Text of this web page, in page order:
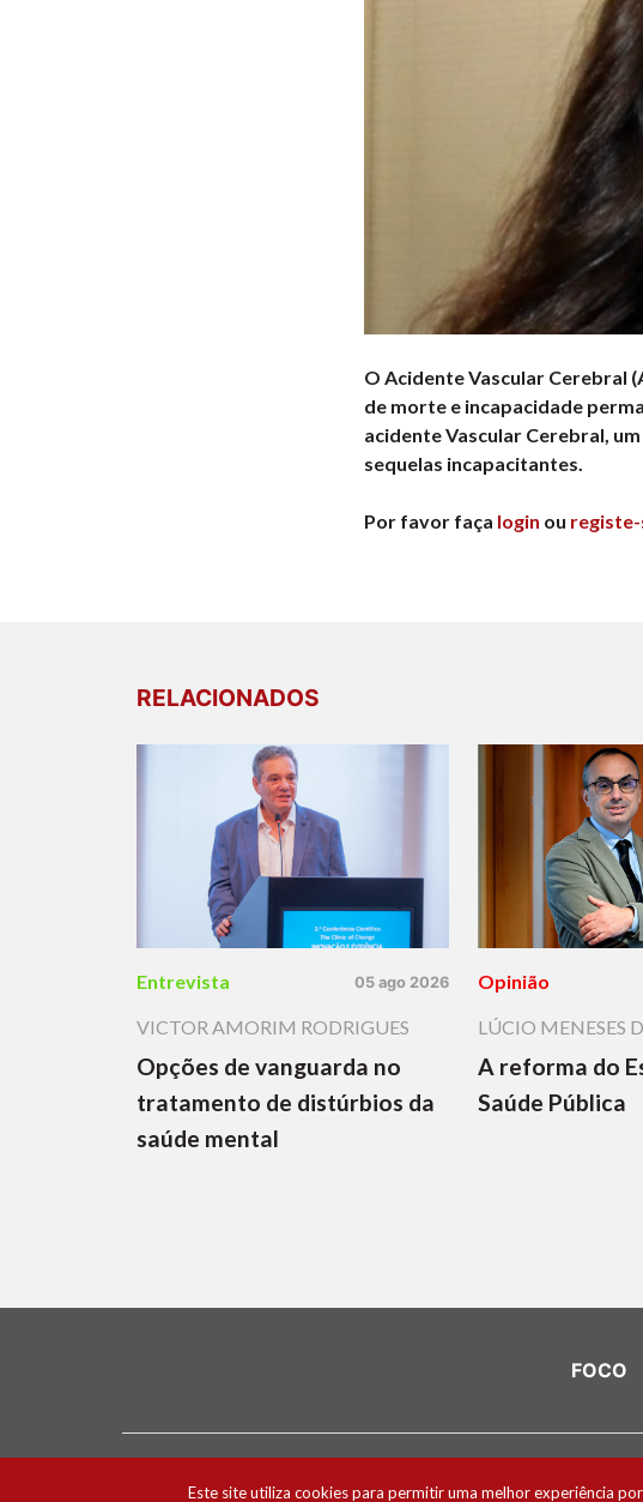
O Acidente Vascular Cerebral
de morte e incapacidade
acidente Vascular Cerebral,
sequelas incapacitantes.
Por favor faça login ou
RELACIONADOS
Entrevista 05 ago 2026
VICTOR AMORIM RODRIGUES
Opções de vanguarda no
tratamento de distúrbios da
saúde mental
Opinião
LÚCIO MENESES
A reforma do
Saúde Pública
FOCO
Este site utiliza cookies para permitir uma melhor experiência